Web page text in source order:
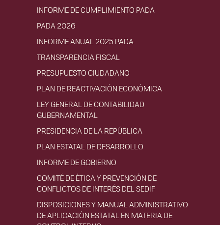
INFORME DE CUMPLIMIENTO PADA
PADA 2026
INFORME ANUAL 2025 PADA
TRANSPARENCIA FISCAL
PRESUPUESTO CIUDADANO
PLAN DE REACTIVACIÓN ECONÓMICA
LEY GENERAL DE CONTABILIDAD
GUBERNAMENTAL
PRESIDENCIA DE LA REPÚBLICA
PLAN ESTATAL DE DESARROLLO
INFORME DE GOBIERNO
COMITÉ DE ÉTICA Y PREVENCIÓN DE
CONFLICTOS DE INTERÉS DEL SEDIF
DISPOSICIONES Y MANUAL ADMINISTRATIVO
DE APLICACIÓN ESTATAL EN MATERIA DE